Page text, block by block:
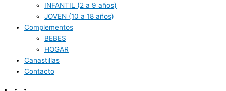
INFANTIL (2 a 9 años)
JOVEN (10 a 18 años)
Complementos
BEBES
HOGAR
Canastillas
Contacto